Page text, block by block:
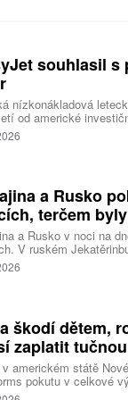
souhlasil s
nízkonákladová
od americké
oceňuje aerolinku
korun.
a Rusko
terčem
a Rusko v noci na
V ruském
centrum ruského
o tom
škodí dětem,
zaplatit
americkém státě
pokutu v celkové
za újmu, kterou její